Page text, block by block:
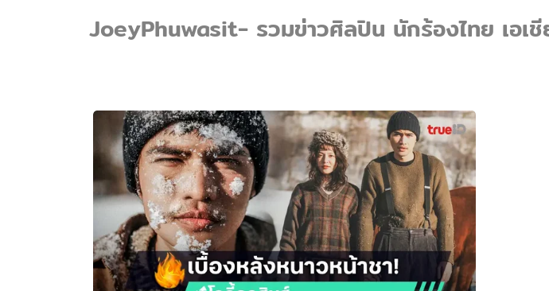
JoeyPhuwasit- รวมข่าวศิลปิน นักร้องไทย เอเ